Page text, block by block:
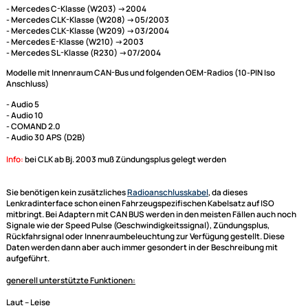
ACV CX27 Kabelsatz kompatibel mit Mercedes A-Klasse
B-Klasse CLK C-Klasse E-Klasse SL SLR CLK SL Viano
Sprinter adaptiert auf CX400 CX401
CX401 Steuerkabelsatz adaptiert auf Kenwood JVC
Dieser Lenkradfernbedienungsadapter für Ihr Mercedes Fahrzeug
Adaptierung der Lenkrad Fernbedienung auf Ihr neues Radio von
das Radio den entsprechenden Anschluß hat.
passend für:
- Mercedes CLK-Klasse (W208) ->05/2003
- Mercedes CLK-Klasse (W209) ->03/2004
- Mercedes E-Klasse (W210) ->2003
- Mercedes SL-Klasse (R230) ->07/2004
Modelle mit Innenraum CAN-Bus und folgenden OEM-Radios (10-PIN Iso
Anschluss)
- Audio 5
-Audio 10